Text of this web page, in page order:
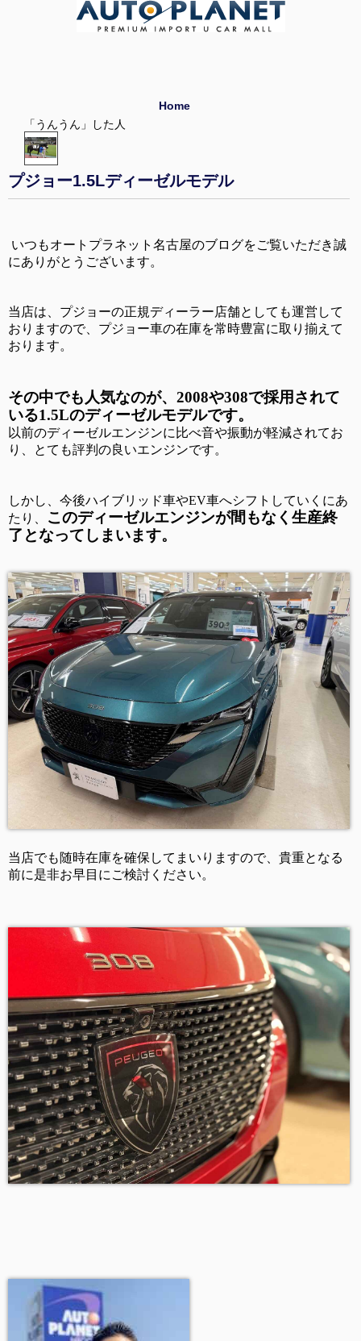
Home
「うんうん」した人
プジョー1.5Lディーゼルモデル
いつもオートプラネット名古屋のブログをご覧いただき誠
にありがとうございます。
当店は、プジョーの正規ディーラー店舗としても運営して
おりますので、プジョー車の在庫を常時豊富に取り揃えて
おります。
その中でも人気なのが、 2008や308で採用されて
いる1.5Lのディーゼルモデルです。
以前のディーゼルエンジンに比べ音や振動が軽減されてお
り、とても評判の良いエンジンです。
しかし、今後ハイブリッド車やEV車へシフトしていくにあ
たり、
このディーゼルエンジンが間もなく生産終
了となってしまいます。
当店でも随時在庫を確保してまいりますので、貴重となる
前に是非お早目にご検討ください。